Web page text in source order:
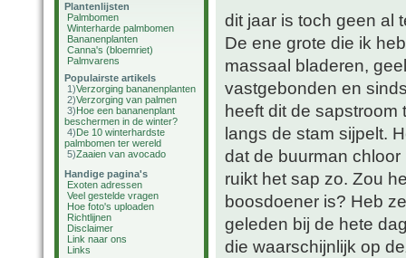
Plantenlijsten
Palmbomen
Winterharde palmbomen
Bananenplanten
Canna's (bloemriet)
Palmvarens
Populairste artikels
1)Verzorging bananenplanten
2)Verzorging van palmen
3)Hoe een bananenplant
beschermen in de winter?
4)De 10 winterhardste
palmbomen ter wereld
5)Zaaien van avocado
Handige pagina's
Exoten adressen
Veel gestelde vragen
Hoe foto's uploaden
Richtlijnen
Disclaimer
Link naar ons
Links
dit jaar is toch geen al
De ene grote die ik
massaal bladeren,
vastgebonden en
heeft dit de
langs de stam sijpelt.
dat de buurman
ruikt het sap zo. Zou
boosdoener is? Heb
geleden bij de hete
die waarschijnlijk op